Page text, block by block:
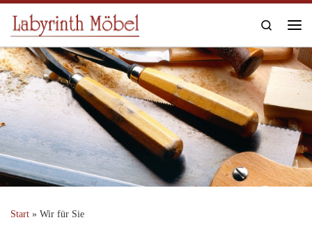
Zum Inhalt springen
Search
Start » Wir für Sie